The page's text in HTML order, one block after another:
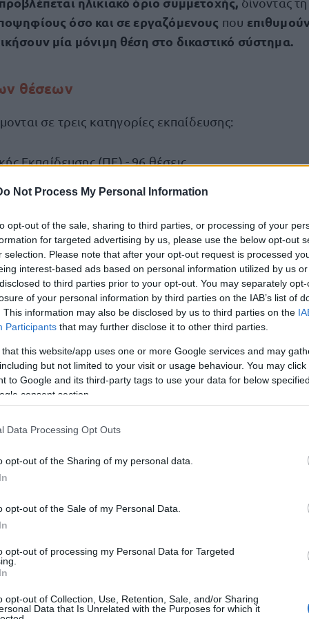
Not Process My Personal Information
opt-out of the sale, sharing to third parties, or processing of your
for targeted advertising by us, please use the below opt-out
selection. Please note that after your opt-out request is processed
interest-based ads based on personal information utilized by us
to third parties prior to your opt-out. You may separately
of your personal information by third parties on the IAB’s list of
This information may also be disclosed by us to third parties on the
Participants that may further disclose it to other third parties.
that this website/app uses one or more Google services and may
but not limited to your visit or usage behaviour. You may
to Google and its third-party tags to use your data for below
consent section.
Data Processing Opt Outs
opt-out of the Sharing of my personal data.
opt-out of the Sale of my Personal Data.
opt-out of processing my Personal Data for Targeted
opt-out of Collection, Use, Retention, Sale, and/or Sharing
Data that Is Unrelated with the Purposes for which it
όσο και σε εργαζόμενους που
μία μόνιμη θέση στο δικαστικό σύστημα.
θέσεων
σε τρεις κατηγορίες εκπαίδευσης:
Εκπαίδευσης (ΠΕ) - 96 θέσεις
Εκπαίδευσης (ΤΕ) - 11 θέσεις
Εκπαίδευσης (ΔΕ) - 52 θέσεις
για συμμετοχή στον μεγαλύτερο και
2026
ηλεκτρονικά έως 11 Φεβρουαρίου
αιτήσεις συμμετοχής στον διαγωνισμό, οι
δηλώσεων. Επίσης δηλώνουν μία μόνο
ήτοι κατηγορία Πανεπιστημιακής
Εκπαίδευσης (ΤΕ) ή κατηγορία
τυπικών τους προσόντων.
έχει ανέβει πανελλαδικά σε ειδικό
ειδικεύεται στους γραπτούς διαγωνισμούς ΕΣΔΙ
δημόσια Πανεπιστήμια
ειδική εντατική εξ αποστάσεως